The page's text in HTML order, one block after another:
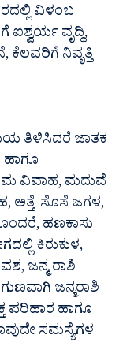
ವಿಳಂಬ
ಐಶ್ವರ್ಯ ವೃದ್ಧಿ,
ಕೆಲವರಿಗೆ ನಿವೃತ್ತಿ
ತಿಳಿಸಿದರೆ ಜಾತಕ
ಹಾಗೂ
ವಿವಾಹ, ಮದುವೆ
ಅತ್ತೆ-ಸೊಸೆ ಜಗಳ,
ಹಣಕಾಸು
ಕಿರುಕುಳ,
ಜನ್ಮ ರಾಶಿ
ಜನ್ಮರಾಶಿ
ಪರಿಹಾರ ಹಾಗೂ
ಸಮಸ್ಯೆಗಳ